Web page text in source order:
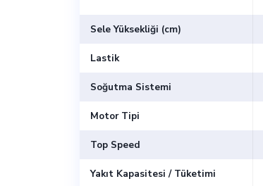
Sele Yüksekliği (cm)
Lastik
Soğutma Sistemi
Motor Tipi
Top Speed
Yakıt Kapasitesi / Tüketimi